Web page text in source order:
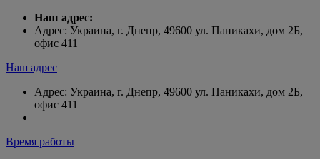
Наш адрес:
Адрес: Украина, г. Днепр, 49600 ул. Паникахи, дом 2Б,
офис 411
Наш адрес
Адрес: Украина, г. Днепр, 49600 ул. Паникахи, дом 2Б,
офис 411
Время работы